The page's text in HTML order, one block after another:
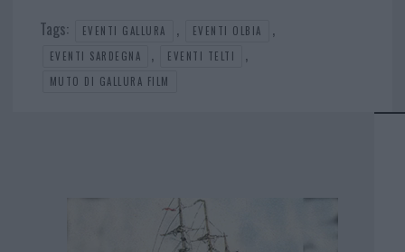
Tags: EVENTI GALLURA , EVENTI OLBIA ,
EVENTI SARDEGNA , EVENTI TELTI ,
MUTO DI GALLURA FILM